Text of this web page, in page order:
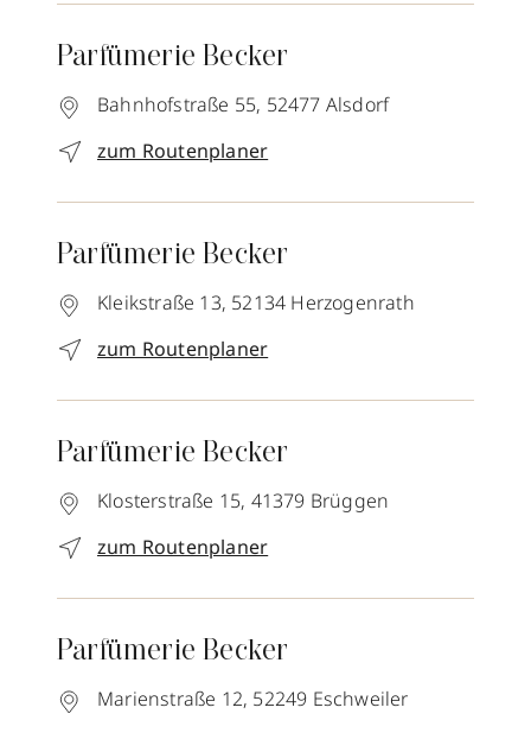
Parfümerie Becker
Bahnhofstraße 55, 52477 Alsdorf
zum Routenplaner
Parfümerie Becker
Kleikstraße 13, 52134 Herzogenrath
zum Routenplaner
Parfümerie Becker
Klosterstraße 15, 41379 Brüggen
zum Routenplaner
Parfümerie Becker
Marienstraße 12, 52249 Eschweiler